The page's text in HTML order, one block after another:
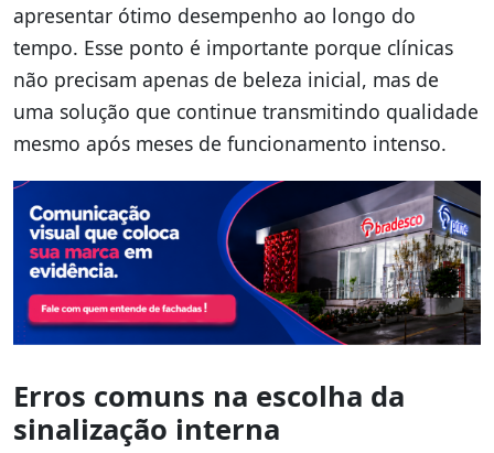
apresentar ótimo desempenho ao longo do
tempo. Esse ponto é importante porque clínicas
não precisam apenas de beleza inicial, mas de
uma solução que continue transmitindo qualidade
mesmo após meses de funcionamento intenso.
Erros comuns na escolha da
sinalização interna